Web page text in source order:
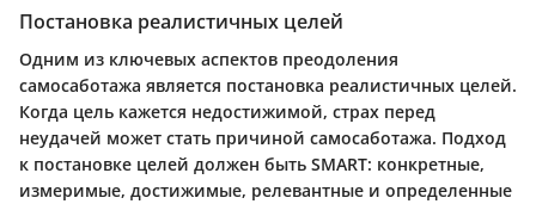
Постановка реалистичных целей
Одним из ключевых аспектов преодоления
самосаботажа является постановка реалистичных целей.
Когда цель кажется недостижимой, страх перед
неудачей может стать причиной самосаботажа. Подход
к постановке целей должен быть SMART: конкретные,
измеримые, достижимые, релевантные и определенные